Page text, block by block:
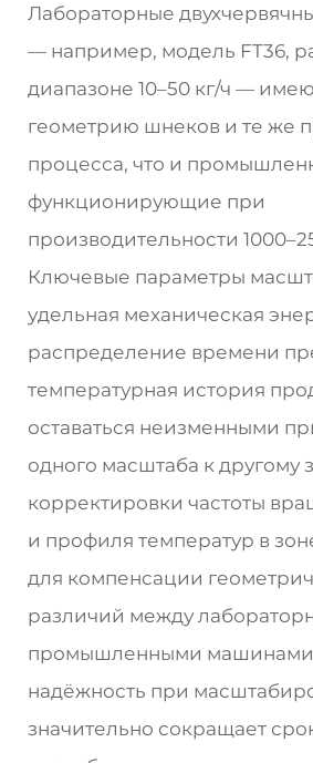
Лабораторные
— например, модель FT36,
диапазоне 10–50 кг/ч —
геометрию шнеков и те же
процесса, что и
функционирующие при
производительности
Ключевые параметры
удельная механическая
распределение времени
температурная история
оставаться неизменными
одного масштаба к другому
корректировки частоты
и профиля температур в
для компенсации
различий между
промышленными машинами.
надёжность при
значительно сокращает